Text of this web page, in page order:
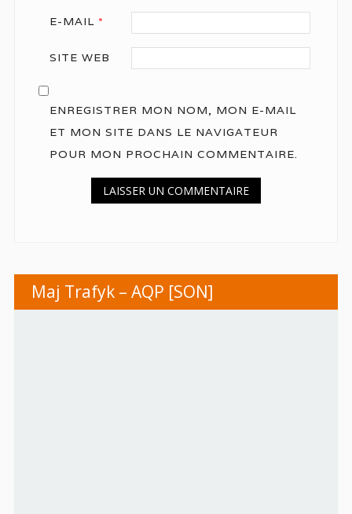
E-MAIL *
SITE WEB
ENREGISTRER MON NOM, MON E-MAIL
ET MON SITE DANS LE NAVIGATEUR
POUR MON PROCHAIN COMMENTAIRE.
Maj Trafyk – AQP [SON]